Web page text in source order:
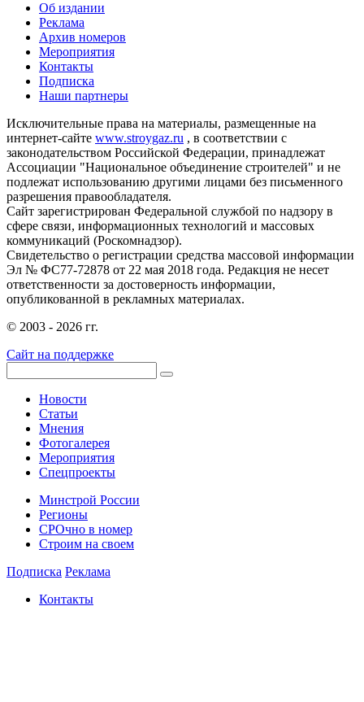
Об издании
Реклама
Архив номеров
Мероприятия
Контакты
Подписка
Наши партнеры
Исключительные права на материалы, размещенные на
интернет-сайте www.stroygaz.ru , в соответствии с
законодательством Российской Федерации, принадлежат
Ассоциации "Национальное объединение строителей" и не
подлежат использованию другими лицами без письменного
разрешения правообладателя.
Сайт зарегистрирован Федеральной службой по надзору в
сфере связи, информационных технологий и массовых
коммуникаций (Роскомнадзор).
Свидетельство о регистрации средства массовой информации
Эл № ФС77-72878 от 22 мая 2018 года. Редакция не несет
ответственности за достоверность информации,
опубликованной в рекламных материалах.
© 2003 - 2026 гг.
Сайт на поддержке
Новости
Статьи
Мнения
Фотогалерея
Мероприятия
Спецпроекты
Минстрой России
Регионы
СРОчно в номер
Строим на своем
Подписка Реклама
Контакты